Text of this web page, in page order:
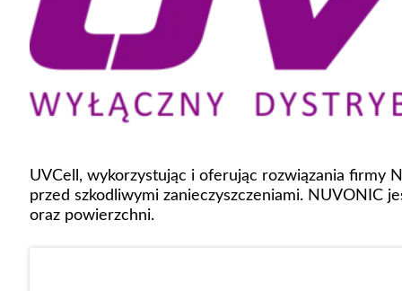
UVCell, wykorzystując i oferując rozwiązania firmy
przed szkodliwymi zanieczyszczeniami. NUVONIC
oraz powierzchni.